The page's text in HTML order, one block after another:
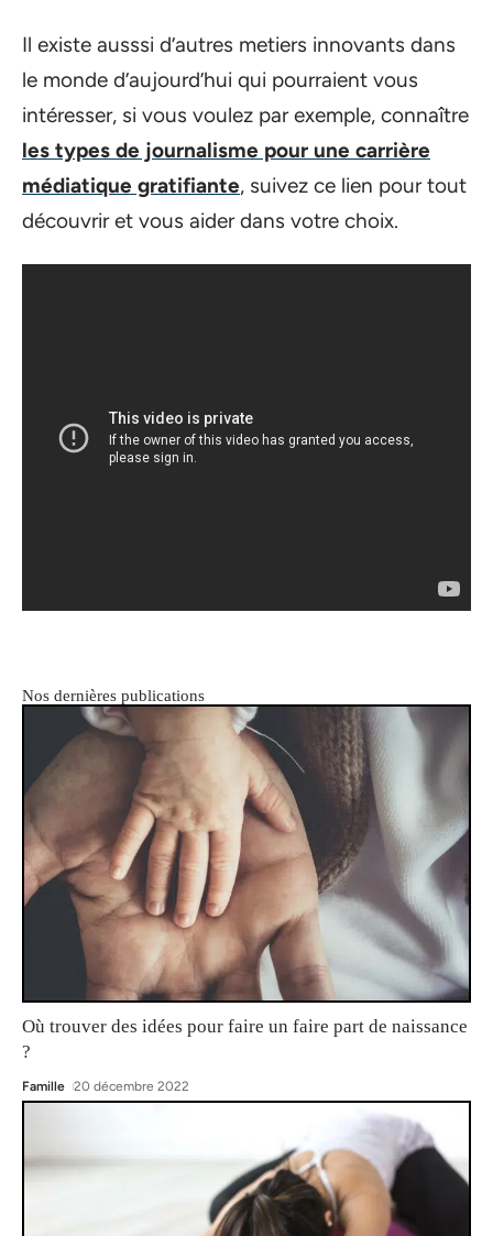
Il existe ausssi d’autres metiers innovants dans
le monde d’aujourd’hui qui pourraient vous
intéresser, si vous voulez par exemple, connaître
les types de journalisme pour une carrière
médiatique gratifiante, suivez ce lien pour tout
découvrir et vous aider dans votre choix.
Nos dernières publications
Où trouver des idées pour faire un faire part de naissance
?
Famille 20 décembre 2022